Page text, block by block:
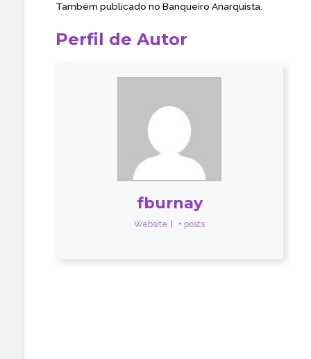
Também publicado no Banqueiro Anarquista
Perfil de Autor
fburnay
Website + posts